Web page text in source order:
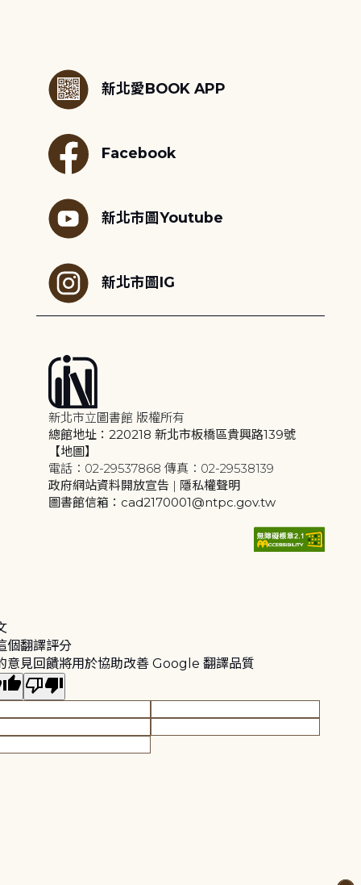
新北愛BOOK APP
Facebook
新北市圖Youtube
新北市圖IG
新北市立圖書館 版權所有
總館地址：220218 新北市板橋區貴興路139號
【地圖】
電話：02-29537868 傳真：02-29538139
政府網站資料開放宣告 | 隱私權聲明
圖書館信箱：cad2170001@ntpc.gov.tw
個翻譯評分
意見回饋將用於協助改善 Google 翻譯品質